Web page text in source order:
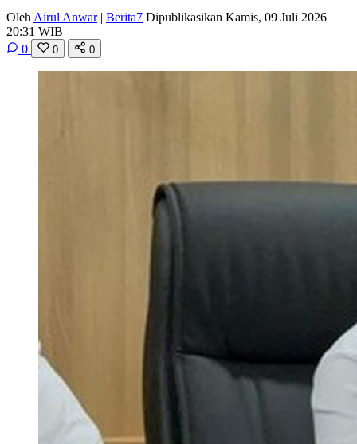
Oleh Airul Anwar | Berita7 Dipublikasikan Kamis, 09 Juli 2026
20:31 WIB
0
0 0